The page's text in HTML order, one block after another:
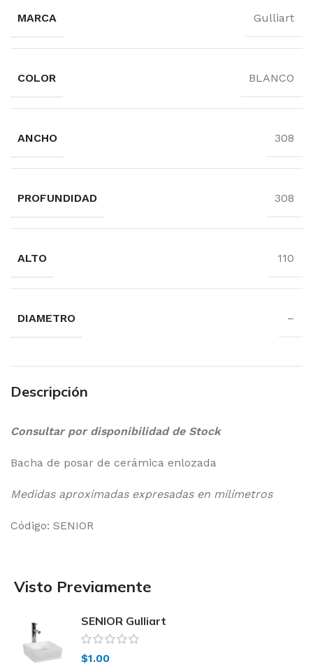
MARCA Gulliart
COLOR BLANCO
ANCHO 308
PROFUNDIDAD 308
ALTO 110
DIAMETRO –
Descripción
Consultar por disponibilidad de Stock
Bacha de posar de cerámica enlozada
Medidas aproximadas expresadas en milímetros
Código: SENIOR
Visto Previamente
SENIOR Gulliart
$1.00